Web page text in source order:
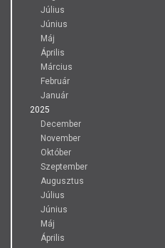
Július
Június
Máj
Április
Március
Február
Január
2025
December
November
Október
Szeptember
Augusztus
Július
Június
Máj
Április